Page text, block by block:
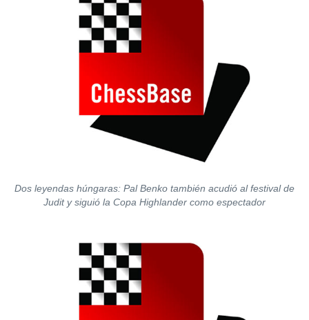
Dos leyendas húngaras: Pal Benko también acudió al festival de
Judit y siguió la Copa Highlander como espectador